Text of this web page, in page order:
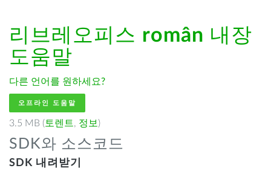
리브레오피스 român 내장
도움말
다른 언어를 원하세요?
오프라인 도움말
3.5 MB ( 토렌트, 정보 )
SDK와 소스코드
SDK 내려받기